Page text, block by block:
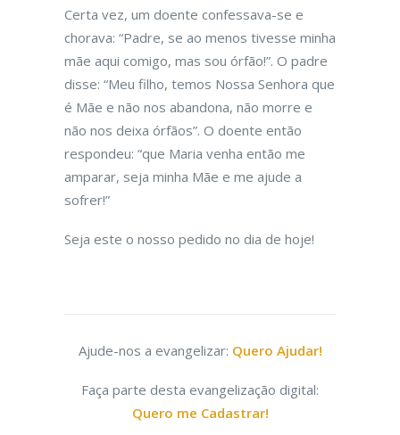
Certa vez, um doente confessava-se e
chorava: “Padre, se ao menos tivesse minha
mãe aqui comigo, mas sou órfão!”. O padre
disse: “Meu filho, temos Nossa Senhora que
é Mãe e não nos abandona, não morre e
não nos deixa órfãos”. O doente então
respondeu: “que Maria venha então me
amparar, seja minha Mãe e me ajude a
sofrer!”
Seja este o nosso pedido no dia de hoje!
Ajude-nos a evangelizar: Quero Ajudar!
Faça parte desta evangelização digital:
Quero me Cadastrar!